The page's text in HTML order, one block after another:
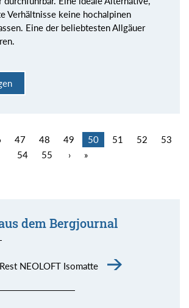
Verhältnisse keine hochalpinen
Eine der beliebtesten Allgäuer
47 48 49 50 51 52
53
54
55 › »
dem Bergjournal
NEOLOFT Isomatte